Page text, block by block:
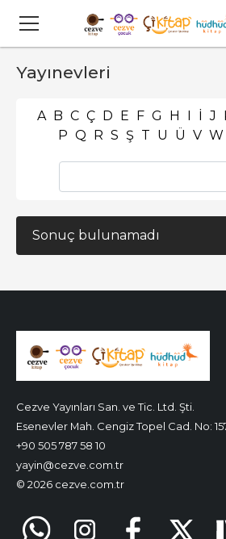
Yayınevleri
A B C Ç D E F G H I İ J
P Q R S Ş T U Ü V W
Sonuç bulunamadı
Cezve Yayınları San. ve Tic. Ltd. Şti.
Esenevler Mah. Cengiz Topel Cad. No:
+90 505 787 58 10
yayin@cezve.com.tr
© 2026 cezve.com.tr